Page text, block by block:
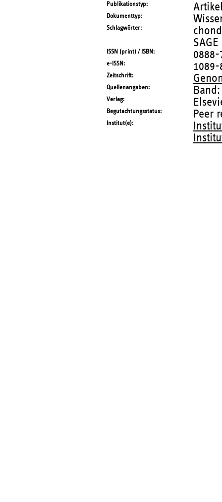
Publikationstyp
Dokumenttyp
Schlagwörter
SAGE
ISSN (print) / ISBN 0888-
e-ISSN 1089-
Zeitschrift
Quellenangaben
Verlag
Begutachtungsstatus Peer
Institut(e)